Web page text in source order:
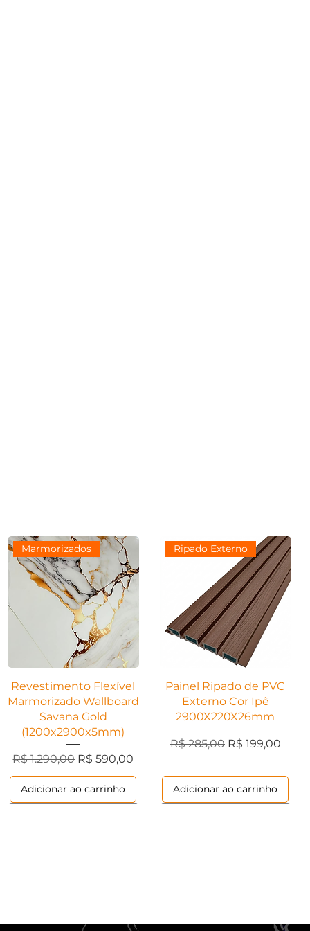
Visualização rápida
Marmorizados
Revestimento Flexível
Marmorizado Wallboard
Savana Gold
(1200x2900x5mm)
Preço normal
R$ 1.290,00 Preço promocional
R$ 590,00
Adicionar ao carrinho
Visualização rápida
Ripado Externo
Painel Ripado de PVC
Externo Cor Ipê
2900X220X26mm
Preço normal
R$ 285,00 Preço
R$ 199,00
Adicionar ao carrinho